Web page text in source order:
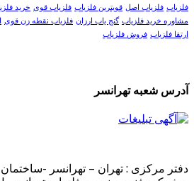
فلزیاب فلزیاب اصل قویترین فلزیاب فلزیاب قوی خرید
مشاوره خرید فلزیاب گنج یاب ارزان فلزیاب نقطه زن قوی
ارتقا فلزیاب فروش فلزیاب
آدرس شعبه تهرانسر
دفتر مرکزی : تهران – تهرانسر -